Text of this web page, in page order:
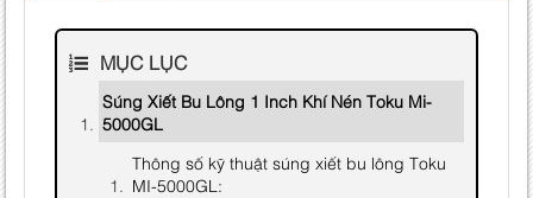
MỤC LỤC
Súng Xiết Bu Lông 1 Inch Khí Nén Toku Mi-
5000GL
Thông số kỹ thuật súng xiết bu lông Toku
MI-5000GL: